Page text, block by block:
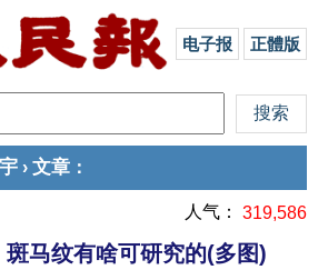
电子报 正體版
› 文章 ：
人气： 319,586
马纹有啥可研究的(多图)